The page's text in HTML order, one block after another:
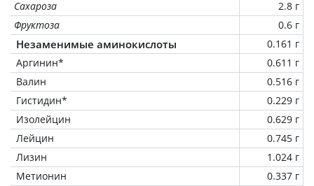
Сахароза
2.8 г
Фруктоза
0.6 г
Незаменимые аминокислоты
0.161 г
Аргинин*
0.611 г
Валин
0.516 г
Гистидин*
0.229 г
Изолейцин
0.629 г
Лейцин
0.745 г
Лизин
1.024 г
Метионин
0.337 г